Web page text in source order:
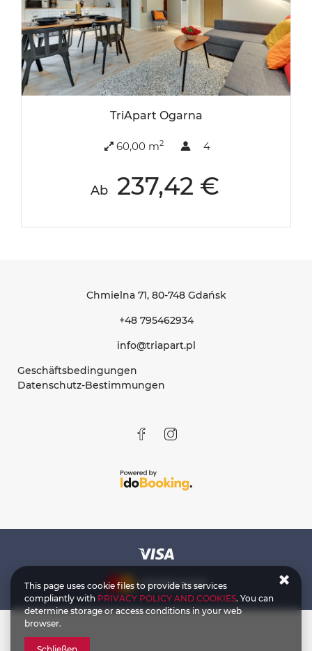
TriApart Ogarna
60,00 m2 4
Ab 237,42 €
Chmielna 71, 80-748 Gdańsk
+48 795462934
info@triapart.pl
Geschäftsbedingungen
Datenschutz-Bestimmungen
This page uses cookie files to provide its services
compliantly with PRIVACY POLICY AND COOKIES. You can
determine storage or access conditions in your web
browser.